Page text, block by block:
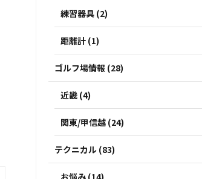
練習器具 (2)
距離計 (1)
ゴルフ場情報 (28)
近畿 (4)
関東/甲信越 (24)
テクニカル (83)
お悩み (14)